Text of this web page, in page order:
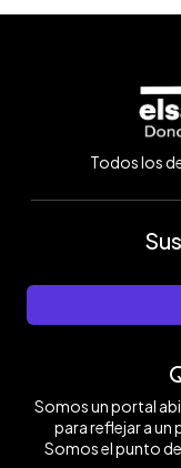
Todos los
Somos un portal
para reflejar a un
Somos el punto